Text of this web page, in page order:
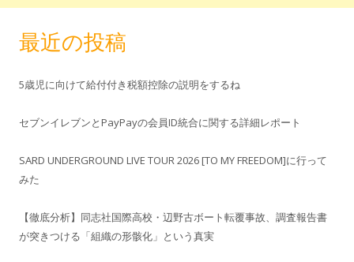
最近の投稿
5歳児に向けて給付付き税額控除の説明をするね
セブンイレブンとPayPayの会員ID統合に関する詳細レポート
SARD UNDERGROUND LIVE TOUR 2026 [TO MY FREEDOM]に行って
みた
【徹底分析】同志社国際高校・辺野古ボート転覆事故、調査報告書
が突きつける「組織の形骸化」という真実